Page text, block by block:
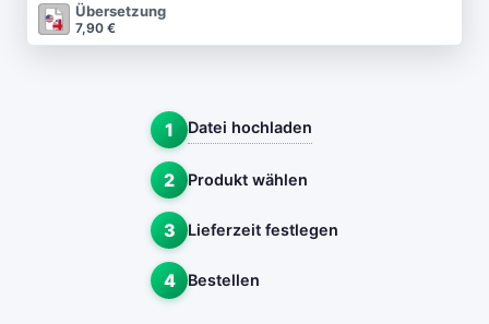
Übersetzung
7,90 €
1 Datei hochladen
2 Produkt wählen
3 Lieferzeit festlegen
4 Bestellen